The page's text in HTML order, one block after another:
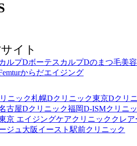
イト
ルプDボーテスカルプDのまつ毛美
からだエイジング
ニック札幌Dクリニック東京Dクリ
古屋Dクリニック福岡D-ISMクリニ
京 エイジングケアクリニック クレ
ジュ大阪イースト駅前クリニック